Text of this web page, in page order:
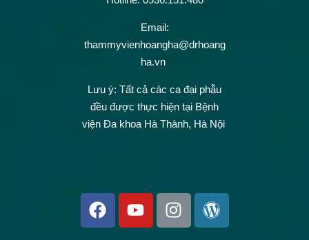
Email:
thammyvienhoangha@drhoang
ha.vn
Lưu ý: Tất cả các ca đại phẫu
đều được thực hiện tại Bệnh
viện Đa khoa Hà Thành, Hà Nội